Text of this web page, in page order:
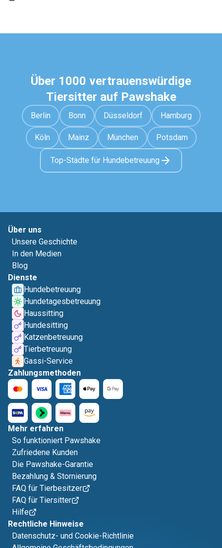
Über 1000 vertrauenswürdige
Tiersitter auf Pawshake
Berlin Bonn Düsseldorf Hamburg
Köln Mainz München Potsdam
Top-Städte für Hundebetreuung
Über uns
Unsere Geschichte
In den Medien
Blog
Dienste
Hundebetreuung
Hundetagesbetreuung
Haussitting
Hundesitting
Katzenbetreuung
Tierbetreuung
Gassi-Service
Zahlungsmethoden
Mehr erfahren
So funktioniert Pawshake
Zufriedene Kunden
Die Pawshake-Garantie
Bezahlung & Stornierung
FAQ für Tierbesitzer
FAQ für Tiersitter
Hilfe
Rechtliche Hinweise
Datenschutz- und Cookie-Richtlinie